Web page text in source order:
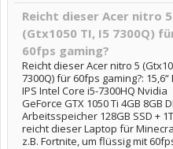
Reicht dieser Acer nitro 5
(Gtx1050 TI, I5 7300Q)
60fps gaming?
Reicht dieser Acer nitro 5
7300Q) für 60fps gaming?: 15,6“
IPS Intel Core i5-7300HQ Nvidia
GeForce GTX 1050 Ti 4GB 8GB
Arbeitsspeicher 128GB SSD +
reicht dieser Laptop für
z.B. Fortnite, um flüssig mit